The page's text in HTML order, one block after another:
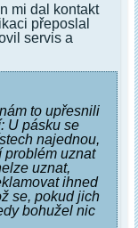
mi dal kontakt
přeposlal
servis a
to upřesnili
U pásku se
najednou,
problém uznat
uznat,
ihned
se, pokud jich
bohužel nic